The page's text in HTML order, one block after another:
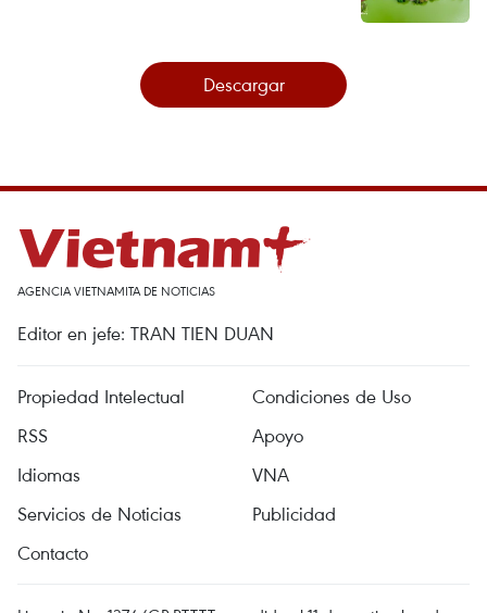
Descargar
AGENCIA VIETNAMITA DE NOTICIAS
Editor en jefe: TRAN TIEN DUAN
Propiedad Intelectual
Condiciones de Uso
RSS
Apoyo
Idiomas
VNA
Servicios de Noticias
Publicidad
Contacto